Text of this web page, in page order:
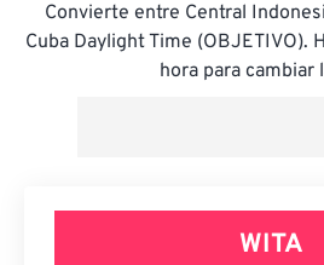
Convierte entre Central
Cuba Daylight Time (OBJETIVO).
hora para cambiar
WITA